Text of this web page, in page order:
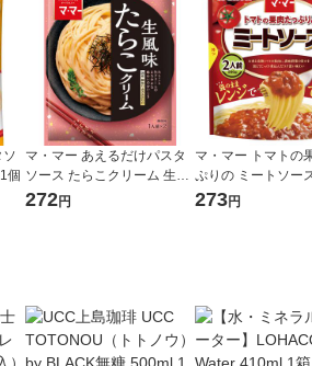
ソ
個
マ・マー あえるだけパスタ
ソース たらこクリーム 生風
味 1人前×2 1個
272円
マ・マー トマトの
ぷりの ミートソー
個 日清製粉ウェル
273円